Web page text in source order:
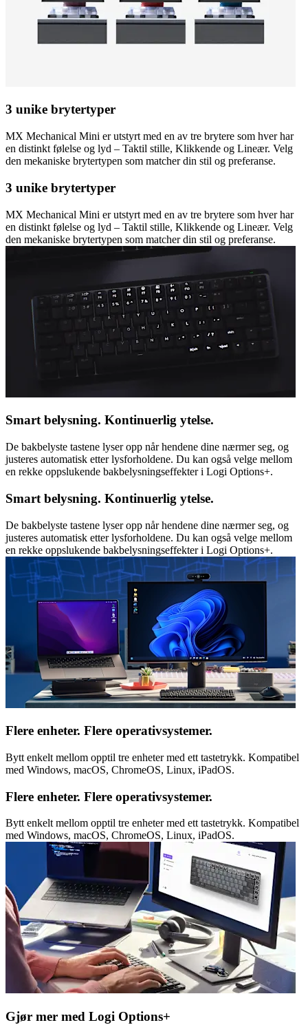
3 unike brytertyper
MX Mechanical Mini er utstyrt med en av tre brytere som hver har
en distinkt følelse og lyd – Taktil stille, Klikkende og Lineær. Velg
den mekaniske brytertypen som matcher din stil og preferanse.
3 unike brytertyper
MX Mechanical Mini er utstyrt med en av tre brytere som hver har
en distinkt følelse og lyd – Taktil stille, Klikkende og Lineær. Velg
den mekaniske brytertypen som matcher din stil og preferanse.
Smart belysning. Kontinuerlig ytelse.
De bakbelyste tastene lyser opp når hendene dine nærmer seg, og
justeres automatisk etter lysforholdene. Du kan også velge mellom
en rekke oppslukende bakbelysningseffekter i Logi Options+.
Smart belysning. Kontinuerlig ytelse.
De bakbelyste tastene lyser opp når hendene dine nærmer seg, og
justeres automatisk etter lysforholdene. Du kan også velge mellom
en rekke oppslukende bakbelysningseffekter i Logi Options+.
Flere enheter. Flere operativsystemer.
Bytt enkelt mellom opptil tre enheter med ett tastetrykk. Kompatibel
med Windows, macOS, ChromeOS, Linux, iPadOS.
Flere enheter. Flere operativsystemer.
Bytt enkelt mellom opptil tre enheter med ett tastetrykk. Kompatibel
med Windows, macOS, ChromeOS, Linux, iPadOS.
Gjør mer med Logi Options+